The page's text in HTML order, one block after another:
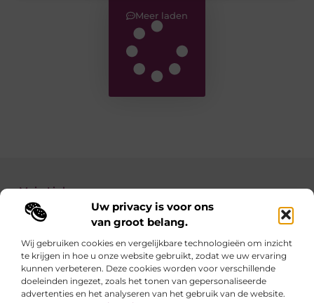
Uw privacy is voor ons
van groot belang.
Wij gebruiken cookies en vergelijkbare technologieën om inzicht
te krijgen in hoe u onze website gebruikt, zodat we uw ervaring
kunnen verbeteren. Deze cookies worden voor verschillende
doeleinden ingezet, zoals het tonen van gepersonaliseerde
advertenties en het analyseren van het gebruik van de website.
Meer laden
Main Links
Linkzoekertjes.be brengt je elke dag iets nieuws
Inspirerende blogs en waardevolle tips voor een
slimmer en leuker internetgebruik.